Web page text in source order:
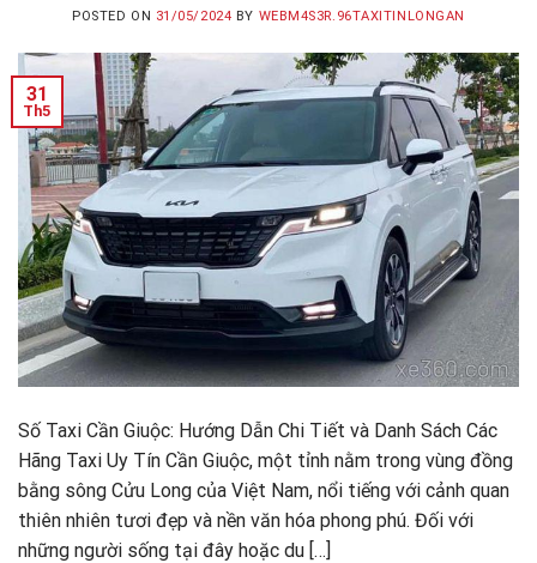
POSTED ON 31/05/2024 BY WEBM4S3R.96TAXITINLONGAN
31
Th5
Số Taxi Cần Giuộc: Hướng Dẫn Chi Tiết và Danh Sách Các
Hãng Taxi Uy Tín Cần Giuộc, một tỉnh nằm trong vùng đồng
bằng sông Cửu Long của Việt Nam, nổi tiếng với cảnh quan
thiên nhiên tươi đẹp và nền văn hóa phong phú. Đối với
những người sống tại đây hoặc du […]